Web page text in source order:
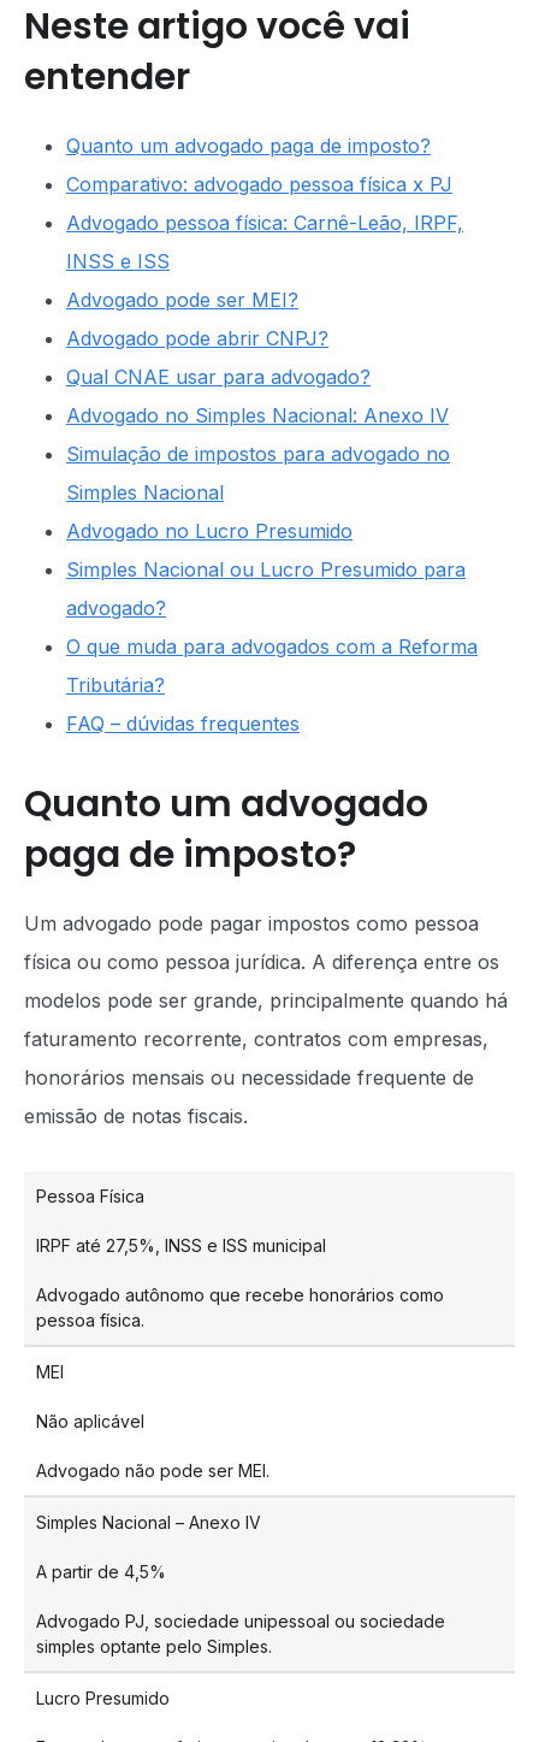
Neste artigo você vai
entender
Quanto um advogado paga de imposto?
Comparativo: advogado pessoa física x PJ
Advogado pessoa física: Carnê-Leão, IRPF,
INSS e ISS
Advogado pode ser MEI?
Advogado pode abrir CNPJ?
Qual CNAE usar para advogado?
Advogado no Simples Nacional: Anexo IV
Simulação de impostos para advogado no
Simples Nacional
Advogado no Lucro Presumido
Simples Nacional ou Lucro Presumido para
advogado?
O que muda para advogados com a Reforma
Tributária?
FAQ – dúvidas frequentes
Quanto um advogado
paga de imposto?
Um advogado pode pagar impostos como pessoa
física ou como pessoa jurídica. A diferença entre os
modelos pode ser grande, principalmente quando há
faturamento recorrente, contratos com empresas,
honorários mensais ou necessidade frequente de
emissão de notas fiscais.
Pessoa Física
IRPF até 27,5%, INSS e ISS municipal
Advogado autônomo que recebe honorários como
pessoa física.
MEI
Não aplicável
Advogado não pode ser MEI.
Simples Nacional – Anexo IV
A partir de 4,5%
Advogado PJ, sociedade unipessoal ou sociedade
simples optante pelo Simples.
Lucro Presumido